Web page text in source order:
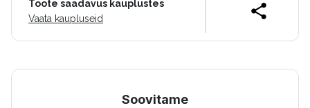
Toote saadavus kauplustes
Vaata kaupluseid
Soovitame